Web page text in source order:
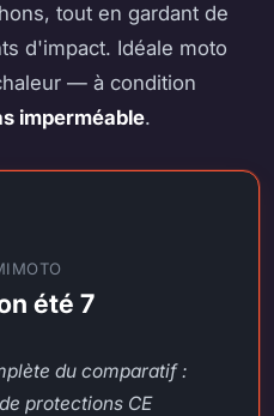
tout en gardant de
d'impact. Idéale moto
— à condition
imperméable.
été 7
du comparatif :
protections CE